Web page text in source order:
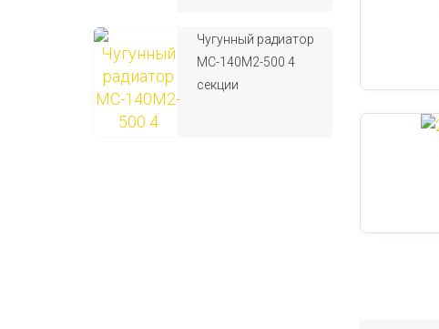
Чугунный радиатор
МС-140М2-500 4
секции